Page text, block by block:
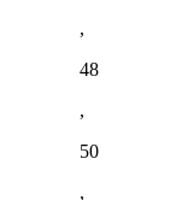
,
48
,
50
,